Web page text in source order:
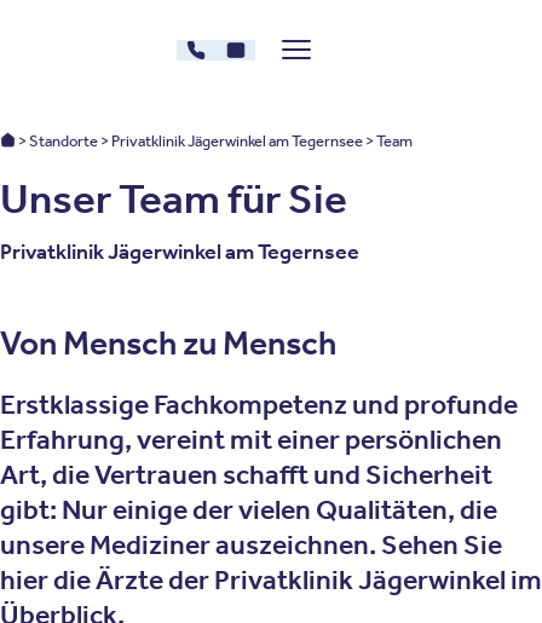
08022 - 9984004
Kontakt
Menü zeigen/verstecken
Oberberg Kliniken: Startseite
Standorte Privatklinik Jägerwinkel am Tegernsee Team
Unser Team für Sie
Privatklinik Jägerwinkel am Tegernsee
Von Mensch zu Mensch
Erstklassige Fachkompetenz und profunde
Erfahrung, vereint mit einer persönlichen
Art, die Vertrauen schafft und Sicherheit
gibt: Nur einige der vielen Qualitäten, die
unsere Mediziner auszeichnen. Sehen Sie
hier die Ärzte der Privatklinik Jägerwinkel im
Überblick.